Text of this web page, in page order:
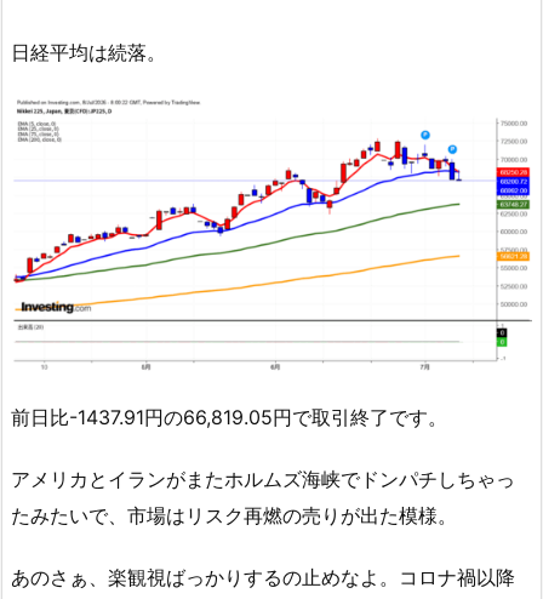
日経平均は続落。
前日比-1437.91円の66,819.05円で取引終了です。
アメリカとイランがまたホルムズ海峡でドンパチしちゃっ
たみたいで、市場はリスク再燃の売りが出た模様。
あのさぁ、楽観視ばっかりするの止めなよ。コロナ禍以降